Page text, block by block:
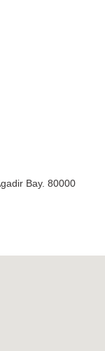
Bay. 80000